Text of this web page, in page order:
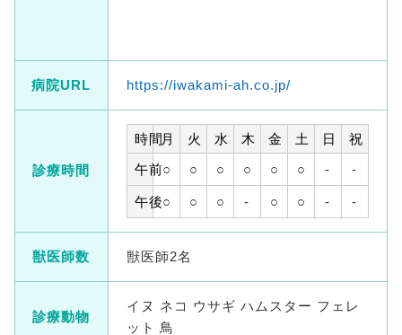
病院URL https://iwakami-ah.co.jp/
診療時間
時間月 火 水 木 金 土 日
祝
午前○ ○ ○ ○ ○ ○ - -
午後○ ○ ○ - ○ ○ - -
獣医師数 獣医師2名
診療動物
イヌ ネコ ウサギ ハムスター フェレ
ット 鳥